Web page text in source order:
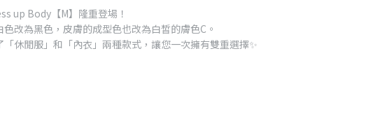
up Body【M】隆重登場！
改為黑色，皮膚的成型色也改為白皙的膚色C。
「休閒服」和「內衣」兩種款式，讓您一次擁有雙重選擇✨